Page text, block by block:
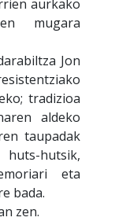
aurkako
mugara
Jon
tradizioa
aldeko
taupadak
hutsik,
eta
bada.
zen.